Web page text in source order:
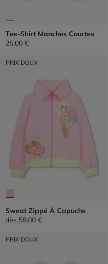
Tee-Shirt Manches Courtes
25,00 €
PRIX DOUX
Sweat Zippé À Capuche
dès 59,00 €
PRIX DOUX